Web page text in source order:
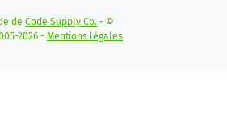
de Code Supply Co. - ©
2026 - Mentions légales